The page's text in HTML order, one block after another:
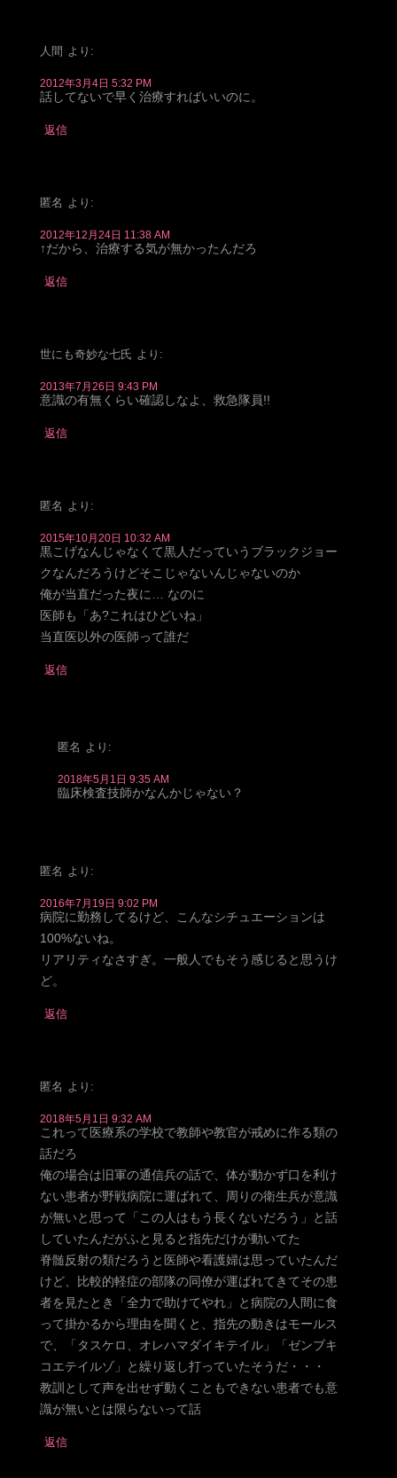
人間 より:
2012年3月4日 5:32 PM
話してないで早く治療すればいいのに。
返信
匿名 より:
2012年12月24日 11:38 AM
↑だから、治療する気が無かったんだろ
返信
世にも奇妙な七氏 より:
2013年7月26日 9:43 PM
意識の有無くらい確認しなよ、救急隊員!!
返信
匿名 より:
2015年10月20日 10:32 AM
黒こげなんじゃなくて黒人だっていうブラックジョー
クなんだろうけどそこじゃないんじゃないのか
俺が当直だった夜に… なのに
医師も「あ?これはひどいね」
当直医以外の医師って誰だ
返信
匿名 より:
2018年5月1日 9:35 AM
臨床検査技師かなんかじゃない？
匿名 より:
2016年7月19日 9:02 PM
病院に勤務してるけど、こんなシチュエーションは
100%ないね。
リアリティなさすぎ。一般人でもそう感じると思うけ
ど。
返信
匿名 より:
2018年5月1日 9:32 AM
これって医療系の学校で教師や教官が戒めに作る類の
話だろ
俺の場合は旧軍の通信兵の話で、体が動かず口を利け
ない患者が野戦病院に運ばれて、周りの衛生兵が意識
が無いと思って「この人はもう長くないだろう」と話
していたんだがふと見ると指先だけが動いてた
脊髄反射の類だろうと医師や看護婦は思っていたんだ
けど、比較的軽症の部隊の同僚が運ばれてきてその患
者を見たとき「全力で助けてやれ」と病院の人間に食
って掛かるから理由を聞くと、指先の動きはモールス
で、「タスケロ、オレハマダイキテイル」「ゼンブキ
コエテイルゾ」と繰り返し打っていたそうだ・・・
教訓として声を出せず動くこともできない患者でも意
識が無いとは限らないって話
返信